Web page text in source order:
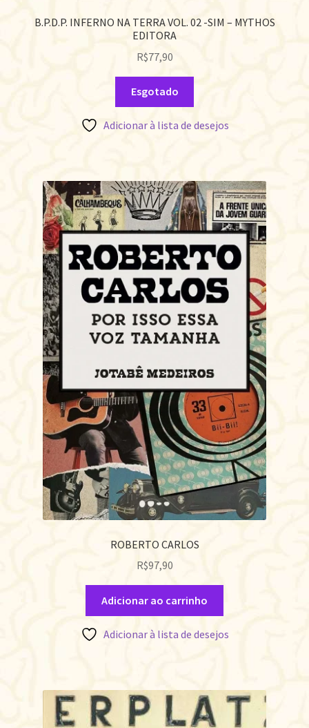
B.P.D.P. INFERNO NA TERRA VOL. 02 -SIM – MYTHOS
EDITORA
R$77,90
Esgotado
Adicionar à lista de desejos
ROBERTO CARLOS
R$97,90
Adicionar ao carrinho
Adicionar à lista de desejos